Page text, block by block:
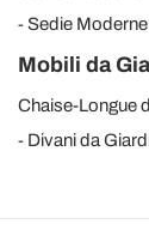
Sedie
Mobili da
Chaise-Longue
Divani da